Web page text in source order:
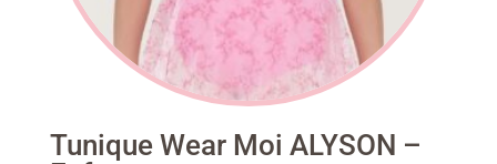
Tunique Wear Moi ALYSON –